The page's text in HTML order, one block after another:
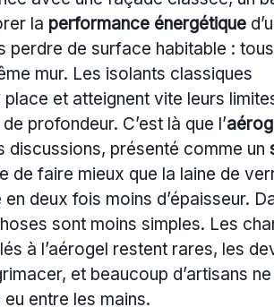
la performance énergétique
perdre de surface habitable :
mur. Les isolants classiques
place et atteignent vite leurs
profondeur. C’est là que l’
discussions, présenté comme un
de faire mieux que la laine de
deux fois moins d’épaisseur.
sont moins simples. Les
à l’aérogel restent rares, les
et beaucoup d’artisans ne
entre les mains.